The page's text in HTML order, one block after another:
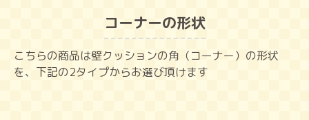
コーナーの形状
こちらの商品は壁クッションの角（コーナー）の形状
を、下記の2タイプからお選び頂けます